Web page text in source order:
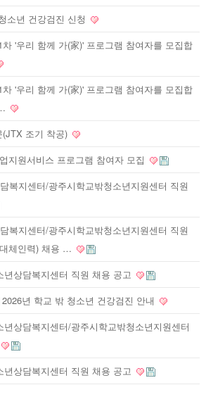
소년 건강검진 신청
차 '우리 함께 가(家)' 프로그램 참여자를 모집합
차 '우리 함께 가(家)' 프로그램 참여자를 모집합
조기 착공)
지원서비스 프로그램 참여자 모집
복지센터/광주시학교밖청소년지원센터 직원
복지센터/광주시학교밖청소년지원센터 직원
체인력) 채용 …
년상담복지센터 직원 채용 공고
년 학교 밖 청소년 건강검진 안내
년상담복지센터/광주시학교밖청소년지원센터
년상담복지센터 직원 채용 공고